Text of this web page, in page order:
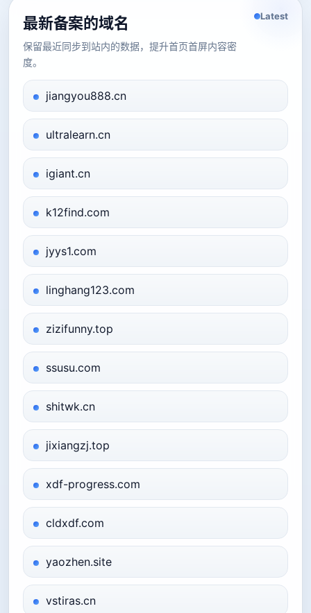
最新备案的域名
保留最近同步到站内的数据，提升首页首屏内容密
度。
Latest
jiangyou888.cn
ultralearn.cn
igiant.cn
k12find.com
jyys1.com
linghang123.com
zizifunny.top
ssusu.com
shitwk.cn
jixiangzj.top
xdf-progress.com
cldxdf.com
yaozhen.site
vstiras.cn